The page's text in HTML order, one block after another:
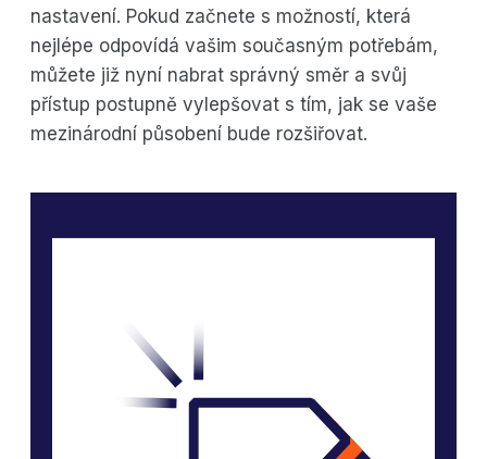
nastavení. Pokud začnete s možností, která
nejlépe odpovídá vašim současným potřebám,
můžete již nyní nabrat správný směr a svůj
přístup postupně vylepšovat s tím, jak se vaše
mezinárodní působení bude rozšiřovat.